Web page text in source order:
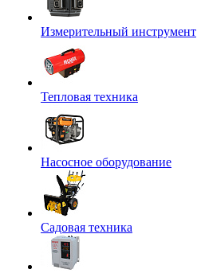
Измерительный инструмент
Тепловая техника
Насосное оборудование
Садовая техника